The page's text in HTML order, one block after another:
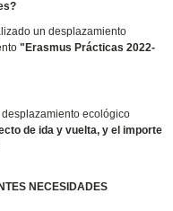
un desplazamiento
"Erasmus Prácticas 2022-
ecológico
de ida y vuelta, y el importe
NECESIDADES